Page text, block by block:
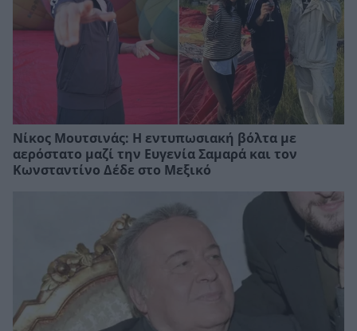
Νίκος Μουτσινάς: Η εντυπωσιακή βόλτα με
αερόστατο μαζί την Ευγενία Σαμαρά και τον
Κωνσταντίνο Δέδε στο Μεξικό